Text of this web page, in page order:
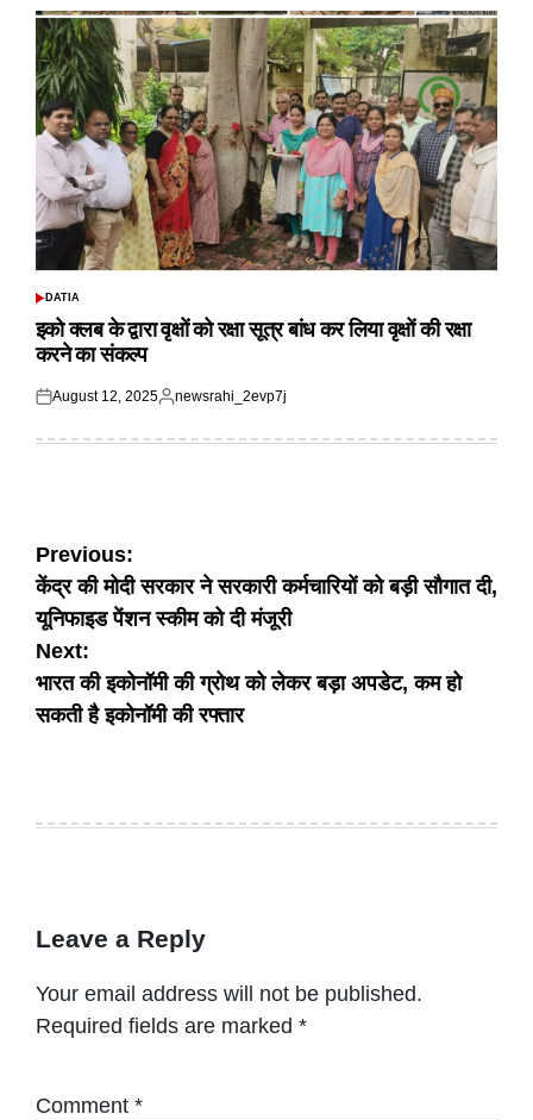
POSTED
DATIA
इको क्लब के द्वारा वृक्षों को रक्षा सूत्र बांध कर लिया वृक्षों की रक्षा
करने का संकल्प
Posted
August 12, 2025
Posted
newsrahi_2evp7j
Post
navigation
Previous:
केंद्र की मोदी सरकार ने सरकारी कर्मचारियों को बड़ी सौगात दी,
यूनिफाइड पेंशन स्कीम को दी मंजूरी
Next:
भारत की इकोनॉमी की ग्रोथ को लेकर बड़ा अपडेट, कम हो
सकती है इकोनॉमी की रफ्तार
Leave a Reply
Your email address will not be published.
Required fields are marked *
Comment *